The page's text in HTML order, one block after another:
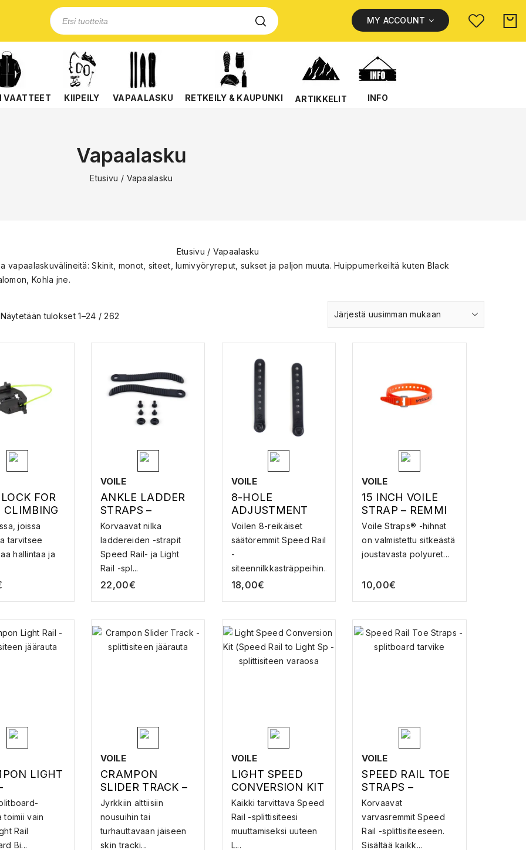
MY ACCOUNT
VAATTEET KIIPEILY VAPAALASKU RETKEILY & KAUPUNKI ARTIKKELIT INFO
Vapaalasku
Etusivu / Vapaalasku
Etusivu / Vapaalasku
vapaalaskuvälineitä: Skinit, monot, siteet, lumivyöryreput, sukset ja paljon muuta. Huippumerkeiltä kuten Black
Kohla jne.
Näytetään tulokset 1–24 / 262 Järjestä uusimman mukaan
FOR
CLIMBING
– joissa
tarvitsee
hallintaa ja
VOILE
ANKLE LADDER
STRAPS –
SPLITTISITEEN
VARAOSA
Korvaavat nilka
laddereiden -strapit
Speed Rail- ja Light
Rail -spl...
22,00€
VOILE
8-HOLE
ADJUSTMENT
STRAPS –
SPLITTISITEEN
Voilen 8-reikäiset
säätöremmit Speed Rail
-
siteennilkkasträppeihin....
18,00€
VOILE
15 INCH VOILE
STRAP – REMMI
Voile Straps® -hihnat
on valmistettu sitkeästä
joustavasta polyuret...
10,00€
LIGHT
toimii vain
Rail
Bi...
VOILE
CRAMPON
SLIDER TRACK –
SPLITTISITEEN
JÄÄRAUTA
Jyrkkiin alttiisiin
nousuihin tai
turhauttavaan jäiseen
skin tracki...
VOILE
LIGHT SPEED
CONVERSION KIT
(SPEED RAIL TO
LIGHT SP –
SPLITTISITEEN
Kaikki tarvittava Speed
Rail -splittisiteesi
muuttamiseksi uuteen
L...
VOILE
SPEED RAIL TOE
STRAPS –
SPLITBOARD
TARVIKE
Korvaavat
varvasremmit Speed
Rail -splittisiteeseen.
Sisältää kaikk...